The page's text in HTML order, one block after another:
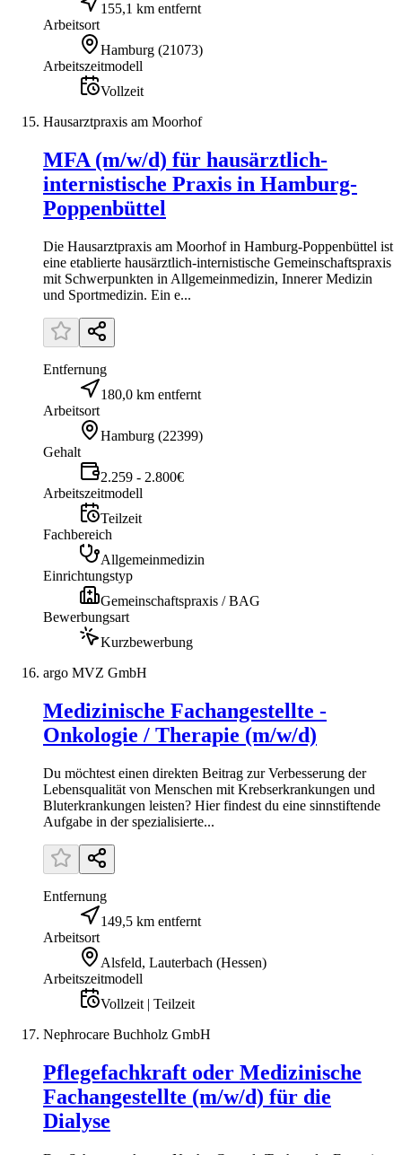
155,1 km entfernt
Arbeitsort
Hamburg (21073)
Arbeitszeitmodell
Vollzeit
Hausarztpraxis am Moorhof
MFA (m/w/d) für hausärztlich-
internistische Praxis in Hamburg-
Poppenbüttel
Die Hausarztpraxis am Moorhof in Hamburg-Poppenbüttel ist
eine etablierte hausärztlich-internistische Gemeinschaftspraxis
mit Schwerpunkten in Allgemeinmedizin, Innerer Medizin
und Sportmedizin. Ein e...
Entfernung
180,0 km entfernt
Arbeitsort
Hamburg (22399)
Gehalt
2.259 - 2.800€
Arbeitszeitmodell
Teilzeit
Fachbereich
Allgemeinmedizin
Einrichtungstyp
Gemeinschaftspraxis / BAG
Bewerbungsart
Kurzbewerbung
argo MVZ GmbH
Medizinische Fachangestellte -
Onkologie / Therapie (m/w/d)
Du möchtest einen direkten Beitrag zur Verbesserung der
Lebensqualität von Menschen mit Krebserkrankungen und
Bluterkrankungen leisten? Hier findest du eine sinnstiftende
Aufgabe in der spezialisierte...
Entfernung
149,5 km entfernt
Arbeitsort
Alsfeld, Lauterbach (Hessen)
Arbeitszeitmodell
Vollzeit | Teilzeit
Nephrocare Buchholz GmbH
Pflegefachkraft oder Medizinische
Fachangestellte (m/w/d) für die
Dialyse